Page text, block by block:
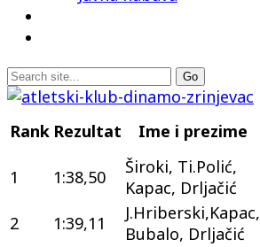
Rank Rezultat Ime i prezime
1
1:38,50
Široki, Ti.Polić,
Kapac, Drljačić
2 1:39,11
J.Hriberski,Kapac,
Bubalo, Drljačić